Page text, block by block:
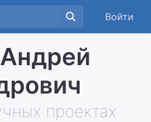
Войти
проектах